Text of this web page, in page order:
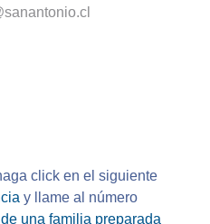
click en el siguiente
y llame al número
una familia preparada